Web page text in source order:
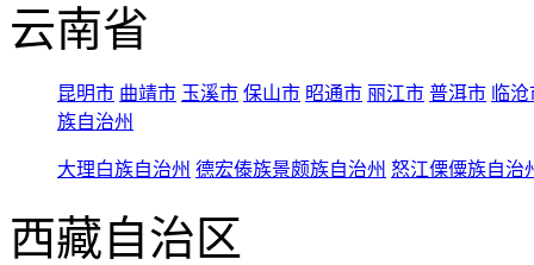
云南省
昆明市 曲靖市 玉溪市 保山市 昭通市 丽江市 普洱市 临
族自治州
大理白族自治州 德宏傣族景颇族自治州 怒江傈僳族自治
西藏自治区